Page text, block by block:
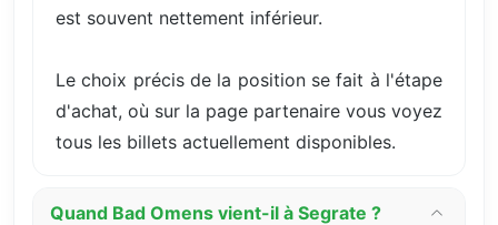
est souvent nettement inférieur.
Le choix précis de la position se fait à l'étape
d'achat, où sur la page partenaire vous voyez
tous les billets actuellement disponibles.
Quand Bad Omens vient-il à Segrate ?